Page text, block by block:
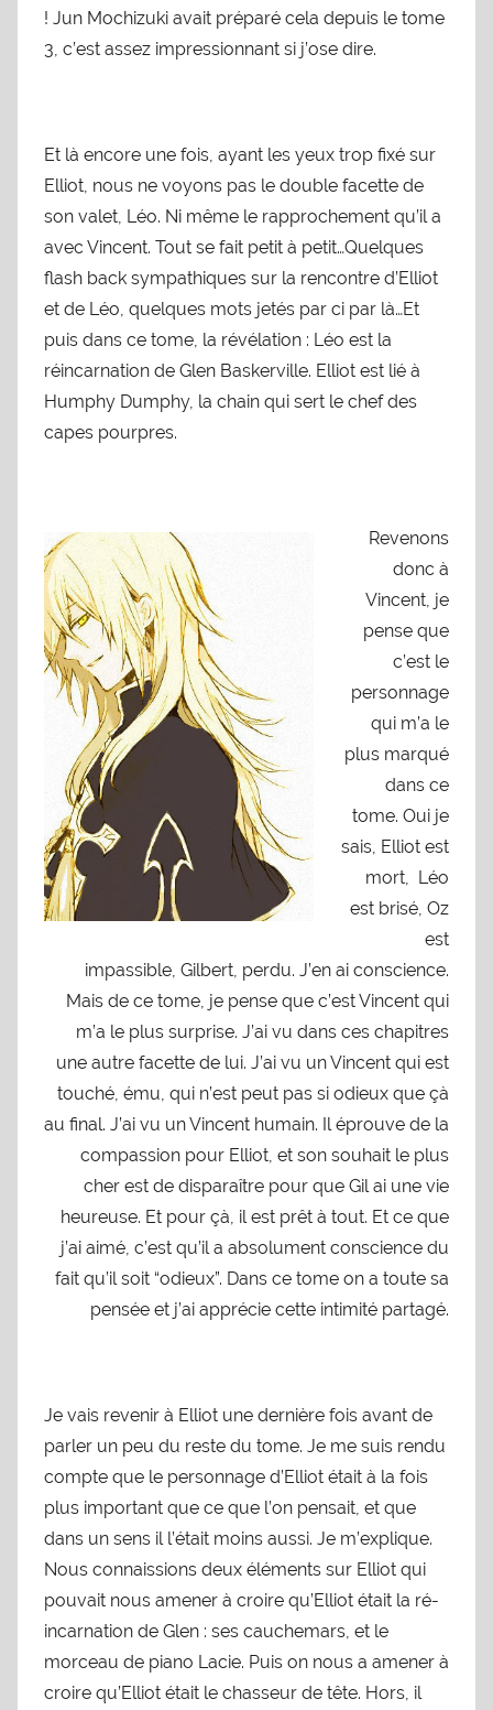
! Jun Mochizuki avait préparé cela depuis le tome
3, c’est assez impressionnant si j’ose dire.
Et là encore une fois, ayant les yeux trop fixé sur
Elliot, nous ne voyons pas le double facette de
son valet, Léo. Ni même le rapprochement qu’il a
avec Vincent. Tout se fait petit à petit…Quelques
flash back sympathiques sur la rencontre d’Elliot
et de Léo, quelques mots jetés par ci par là…Et
puis dans ce tome, la révélation : Léo est la
réincarnation de Glen Baskerville. Elliot est lié à
Humphy Dumphy, la chain qui sert le chef des
capes pourpres.
Revenons
donc à
Vincent, je
pense que
c’est le
personnage
qui m’a le
plus marqué
dans ce
tome. Oui je
sais, Elliot est
mort, Léo
est brisé, Oz
est
impassible, Gilbert, perdu. J’en ai conscience.
Mais de ce tome, je pense que c’est Vincent qui
m’a le plus surprise. J’ai vu dans ces chapitres
une autre facette de lui. J’ai vu un Vincent qui est
touché, ému, qui n’est peut pas si odieux que çà
au final. J’ai vu un Vincent humain. Il éprouve de la
compassion pour Elliot, et son souhait le plus
cher est de disparaître pour que Gil ai une vie
heureuse. Et pour çà, il est prêt à tout. Et ce que
j’ai aimé, c’est qu’il a absolument conscience du
fait qu’il soit “odieux”. Dans ce tome on a toute sa
pensée et j’ai apprécie cette intimité partagé.
Je vais revenir à Elliot une dernière fois avant de
parler un peu du reste du tome. Je me suis rendu
compte que le personnage d’Elliot était à la fois
plus important que ce que l’on pensait, et que
dans un sens il l’était moins aussi. Je m’explique.
Nous connaissions deux éléments sur Elliot qui
pouvait nous amener à croire qu’Elliot était la ré-
incarnation de Glen : ses cauchemars, et le
morceau de piano Lacie. Puis on nous a amener à
croire qu’Elliot était le chasseur de tête. Hors, il